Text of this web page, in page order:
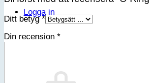
Logga in
Ditt betyg*
Din recension *